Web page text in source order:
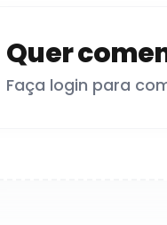
Quer
Faça login para